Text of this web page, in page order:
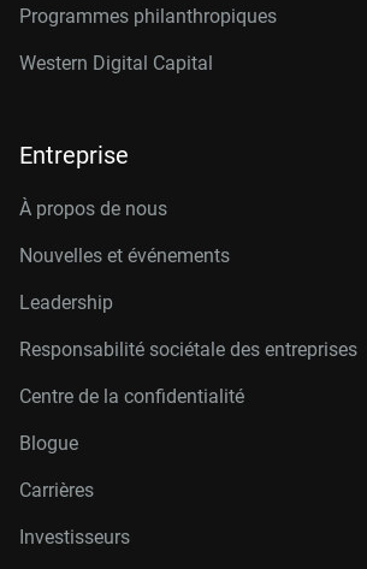
Programmes philanthropiques
Western Digital Capital
Entreprise
À propos de nous
Nouvelles et événements
Leadership
Responsabilité sociétale des entreprises
Centre de la confidentialité
Blogue
Carrières
Investisseurs